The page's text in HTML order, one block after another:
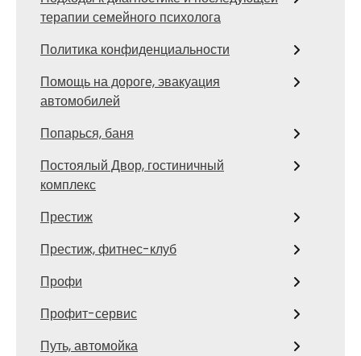
терапии семейного психолога
Политика конфиденциальности
Помощь на дороге, эвакуация
автомобилей
Попарься, баня
Постоялый Двор, гостиничный
комплекс
Престиж
Престиж, фитнес-клуб
Профи
Профит-сервис
Путь, автомойка